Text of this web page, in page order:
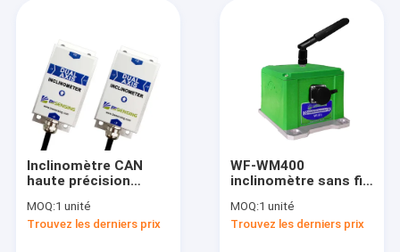
Capteur d'inclinomètre de Digital
Capteur analogue d'inclinomètre
Inclinomètre dynamique
Inclinomètre sans fil
Capteur électronique de boussole
Inclinomètre CAN
haute précision
BWM425S
MOQ:1 unité
Trouvez les derniers prix
WF-WM400
inclinomètre sans fil
petite taille
MOQ:1 unité
Trouvez les derniers prix